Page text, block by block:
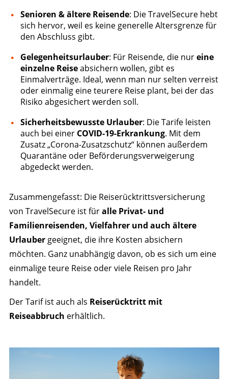
Senioren & ältere Reisende: Die TravelSecure hebt
sich hervor, weil es keine generelle Altersgrenze für
den Abschluss gibt.
Gelegenheitsurlauber: Für Reisende, die nureine
einzelne Reiseabsichern wollen, gibt es
Einmalverträge. Ideal, wenn man nur selten verreist
oder einmalig eine teurere Reise plant, bei der das
Risiko abgesichert werden soll.
Sicherheitsbewusste Urlauber: Die Tarife leisten
auch bei einer COVID-19-Erkrankung. Mit dem
Zusatz „Corona-Zusatzschutz“ können außerdem
Quarantäne oder Beförderungsverweigerung
abgedeckt werden.
Zusammengefasst: Die Reiserücktrittsversicherung
von TravelSecure ist füralle Privat- und
Familienreisenden, Vielfahrer und auch ältere
Urlaubergeeignet, die ihre Kosten absichern
möchten. Ganz unabhängig davon, ob es sich um eine
einmalige teure Reise oder viele Reisen pro Jahr
handelt.
Der Tarif ist auch als Reiserücktritt mit
Reiseabbruch erhältlich.